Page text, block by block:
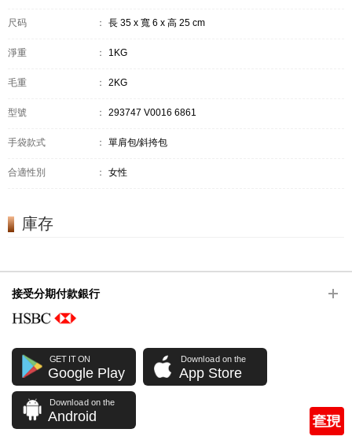
尺码 ： 長 35 x 寬 6 x 高 25 cm
淨重 ： 1KG
毛重 ： 2KG
型號 ： 293747 V0016 6861
手袋款式 ： 單肩包/斜挎包
合適性別 ： 女性
庫存
接受分期付款銀行
GET IT ON
Google Play
Download on the
App Store
Download on the
Android